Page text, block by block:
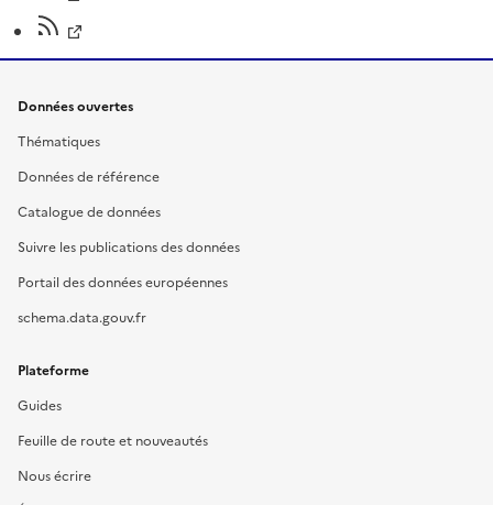
Données ouvertes
Thématiques
Données de référence
Catalogue de données
Suivre les publications des données
Portail des données européennes
schema.data.gouv.fr
Plateforme
Guides
Feuille de route et nouveautés
Nous écrire